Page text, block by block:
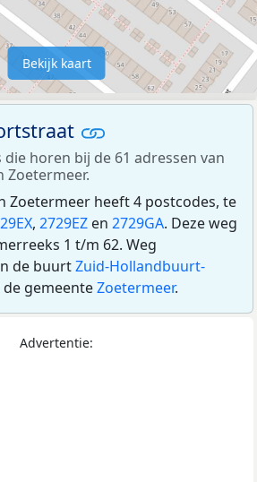
Bekijk kaart
die horen bij de 61 adressen van
Zoetermeer.
Zoetermeer heeft 4 postcodes, te
, 2729EZ en 2729GA. Deze weg
1 t/m 62. Weg
de buurtZuid-Hollandbuurt-
gemeenteZoetermeer.
Advertentie: